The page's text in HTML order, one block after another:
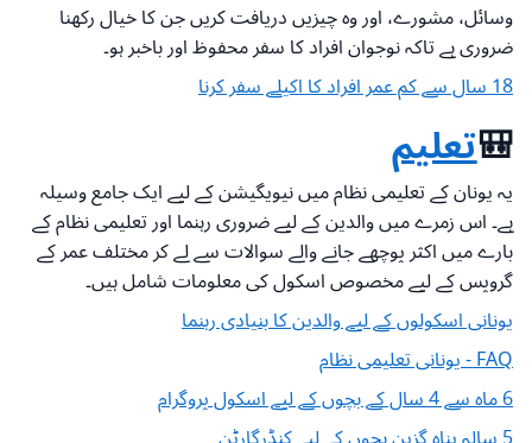
وسائل، مشورے، اور وہ چیزیں دریافت کریں جن کا خیال رکھنا
ضروری ہے تاکہ نوجوان افراد کا سفر محفوظ اور باخبر ہو۔
18 سال سے کم عمر افراد کا اکیلے سفر کرنا
🎒تعلیم
یہ یونان کے تعلیمی نظام میں نیویگیشن کے لیے ایک جامع وسیلہ
ہے۔ اس زمرے میں والدین کے لیے ضروری رہنما اور تعلیمی نظام کے
بارے میں اکثر پوچھے جانے والے سوالات سے لے کر مختلف عمر کے
گروپس کے لیے مخصوص اسکول کی معلومات شامل ہیں۔
یونانی اسکولوں کے لیے والدین کا بنیادی رہنما
FAQ - یونانی تعلیمی نظام
6 ماہ سے 4 سال کے بچوں کے لیے اسکول پروگرام